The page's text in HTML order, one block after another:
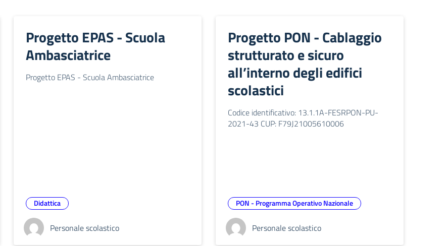
Progetto EPAS - Scuola
Ambasciatrice
Progetto EPAS - Scuola Ambasciatrice
Didattica
Personale scolastico
Progetto PON - Cablaggio
strutturato e sicuro
all’interno degli edifici
scolastici
Codice identificativo: 13.1.1A-FESRPON-PU-
2021-43 CUP: F79J21005610006
PON - Programma Operativo Nazionale
Personale scolastico